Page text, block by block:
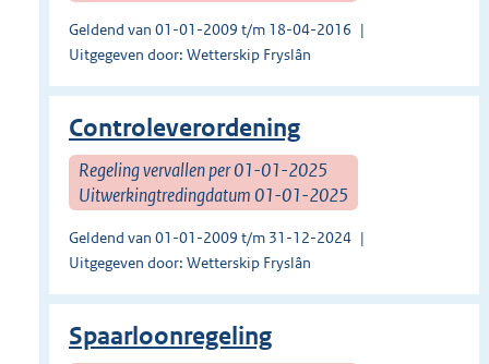
Geldend van 01-01-2009 t/m 18-04-2016
Uitgegeven door: Wetterskip Fryslân
Controleverordening
Regeling vervallen per 01-01-2025
Uitwerkingtredingdatum 01-01-2025
Geldend van 01-01-2009 t/m 31-12-2024
Uitgegeven door: Wetterskip Fryslân
Spaarloonregeling